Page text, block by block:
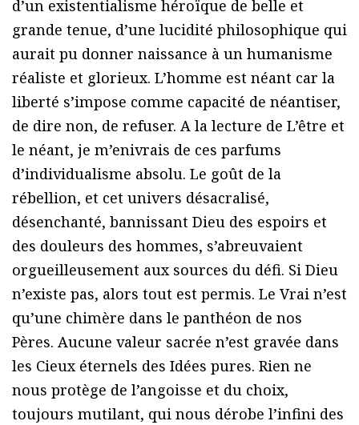
d’un existentialisme héroïque de belle et
grande tenue, d’une lucidité philosophique qui
aurait pu donner naissance à un humanisme
réaliste et glorieux. L’homme est néant car la
liberté s’impose comme capacité de néantiser,
de dire non, de refuser. A la lecture de L’être et
le néant, je m’enivrais de ces parfums
d’individualisme absolu. Le goût de la
rébellion, et cet univers désacralisé,
désenchanté, bannissant Dieu des espoirs et
des douleurs des hommes, s’abreuvaient
orgueilleusement aux sources du défi. Si Dieu
n’existe pas, alors tout est permis. Le Vrai n’est
qu’une chimère dans le panthéon de nos
Pères. Aucune valeur sacrée n’est gravée dans
les Cieux éternels des Idées pures. Rien ne
nous protège de l’angoisse et du choix,
toujours mutilant, qui nous dérobe l’infini des